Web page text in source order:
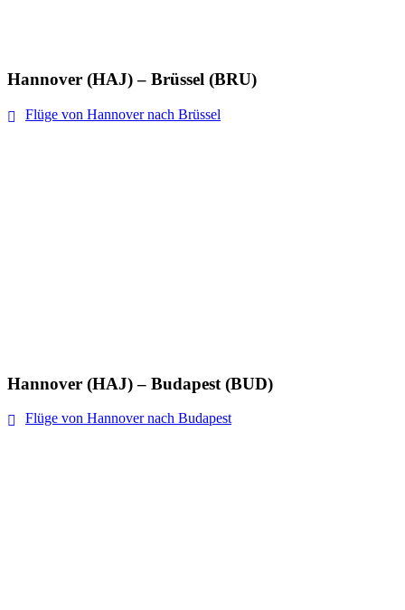
Hannover (HAJ) – Brüssel (BRU)
Flüge von Hannover nach Brüssel
Hannover (HAJ) – Budapest (BUD)
Flüge von Hannover nach Budapest